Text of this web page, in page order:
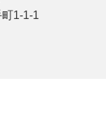
1-1-1